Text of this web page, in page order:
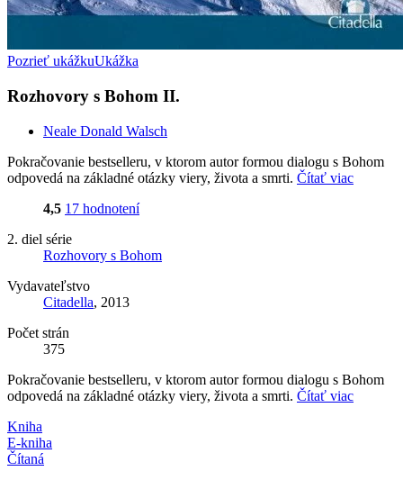
Pozrieť ukážkuUkážka
Rozhovory s Bohom II.
Neale Donald Walsch
Pokračovanie bestselleru, v ktorom autor formou dialogu s Bohom
odpovedá na základné otázky viery, života a smrti. Čítať viac
4,5 17 hodnotení
2. diel série
Rozhovory s Bohom
Vydavateľstvo
Citadella, 2013
Počet strán
375
Pokračovanie bestselleru, v ktorom autor formou dialogu s Bohom
odpovedá na základné otázky viery, života a smrti. Čítať viac
Kniha
E-kniha
Čítaná